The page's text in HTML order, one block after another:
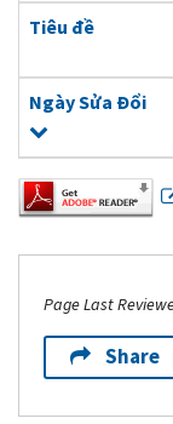
Tiêu đề
Ngày Sửa Đổi
Page Last
Share